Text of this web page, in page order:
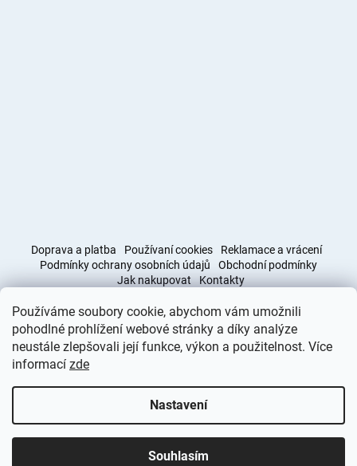
Používáme soubory cookie, abychom vám umožnili
pohodlné prohlížení webové stránky a díky analýze
neustále zlepšovali její funkce, výkon a použitelnost. Více
informací zde
Nastavení
Souhlasím
Doprava a platba Používaní cookies
Reklamace a vrácení
Podmínky ochrany osobních údajů
Obchodní podmínky
Jak nakupovat
Kontakty
Obchodní podmínky Doprava a platba